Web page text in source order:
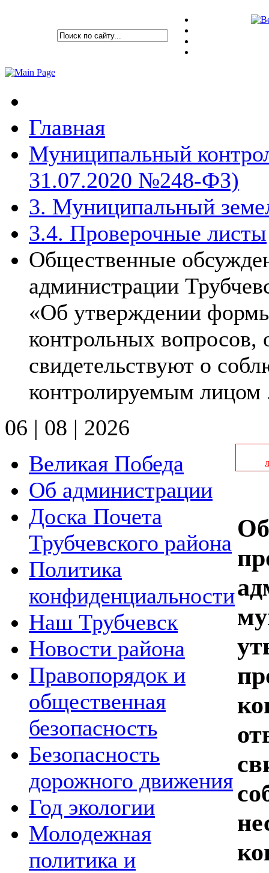
Главная
Муниципальный
31.07.2020 №248-ФЗ)
3. Муниципальный
3.4. Проверочные листы
Общественные
администрации
«Об утверждении
контрольных вопросов,
свидетельствуют о
контролируемым лицом
06 | 08 | 2026
Великая Победа
Об администрации
Доска Почета
Трубчевского района
Политика
конфиденциальности
Наш Трубчевск
Новости района
Правопорядок и
общественная
безопасность
Безопасность
дорожного движения
Год экологии
Молодежная
политика и